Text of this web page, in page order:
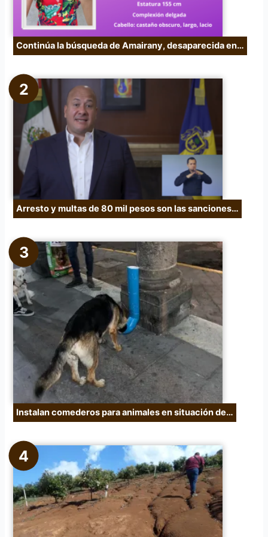
Continúa la búsqueda de Amairany, desaparecida en…
Arresto y multas de 80 mil pesos son las sanciones…
Instalan comederos para animales en situación de…